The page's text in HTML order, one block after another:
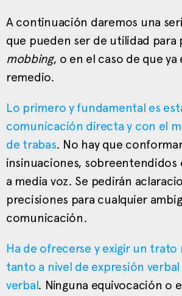
A continuación daremos una
que pueden ser de utilidad para
mobbing, o en el caso de que
remedio.
Lo primero y fundamental es
comunicación directa y con el
de trabas. No hay que
insinuaciones, sobreentendidos
a media voz. Se pedirán
precisiones para cualquier
comunicación.
Ha de ofrecerse y exigir un
tanto a nivel de expresión
verbal. Ninguna equivocación o